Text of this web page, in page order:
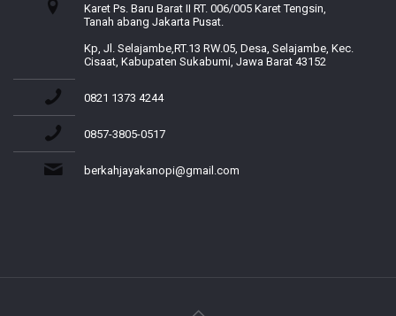
Karet Ps. Baru Barat II RT. 006/005 Karet Tengsin,
Tanah abang Jakarta Pusat.
Kp, Jl. Selajambe,RT.13 RW.05, Desa, Selajambe, Kec.
Cisaat, Kabupaten Sukabumi, Jawa Barat 43152
0821 1373 4244
0857-3805-0517
berkahjayakanopi@gmail.com